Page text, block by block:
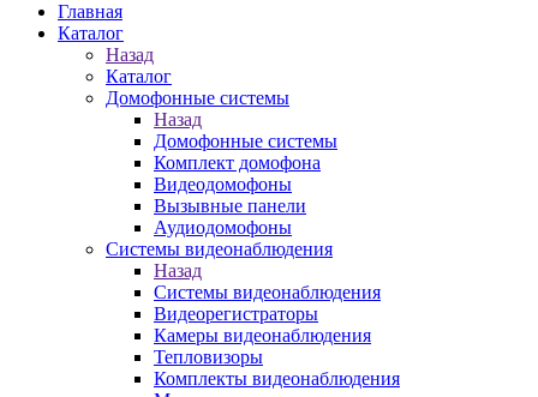
Главная
Каталог
Назад
Каталог
Домофонные системы
Назад
Домофонные системы
Комплект домофона
Видеодомофоны
Вызывные панели
Аудиодомофоны
Системы видеонаблюдения
Назад
Системы видеонаблюдения
Видеорегистраторы
Камеры видеонаблюдения
Тепловизоры
Комплекты видеонаблюдения